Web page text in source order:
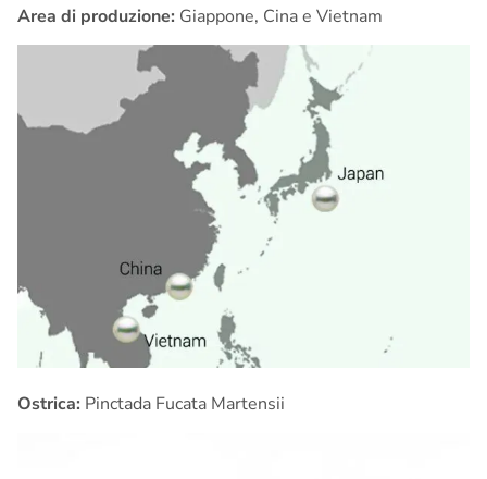
Area di produzione: Giappone, Cina e Vietnam
Ostrica: Pinctada Fucata Martensii